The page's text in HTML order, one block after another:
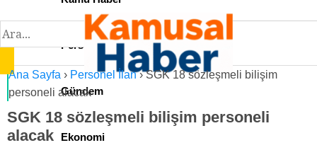
Personel İlan
Gündem
Ekonomi
Ana Sayfa › Personel İlan›SGK 18 sözleşmeli bilişim
personeli alacak
SGK 18 sözleşmeli bilişim personeli
alacak